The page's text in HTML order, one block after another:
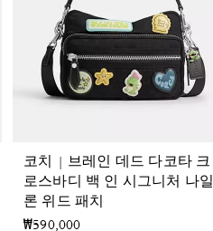
코치 | 브레인 데드 다코타 크
로스바디 백 인 시그니처 나일
론 위드 패치
₩590,000